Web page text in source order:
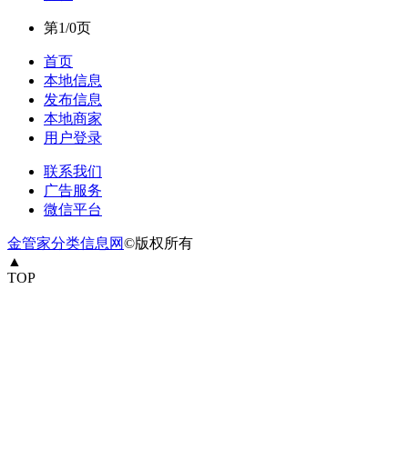
第1/0页
首页
本地信息
发布信息
本地商家
用户登录
联系我们
广告服务
微信平台
金管家分类信息网©版权所有
▲
TOP